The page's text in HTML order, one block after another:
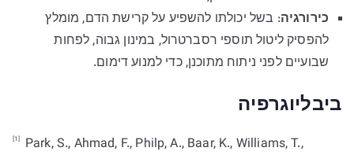
כירורגיה: בשל יכולתו להשפיע על קרישת הדם, מומלץ
להפסיק ליטול תוספי רסברטרול, במינון גבוה, לפחות
שבועיים לפני ניתוח מתוכנן, כדי למנוע דימום.
ביבליוגרפיה
[1]
Park, S., Ahmad, F., Philp, A., Baar, K., Williams, T.,